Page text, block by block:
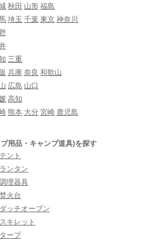
秋田 山形 福島
埼玉 千葉 東京 神奈川
三重
兵庫 奈良 和歌山
広島 山口
高知
熊本 大分 宮崎 鹿児島
用品・キャンプ道具)を探す
テント
ランタン
調理器具
焚火台
ダッチオーブン
スキレット
タープ